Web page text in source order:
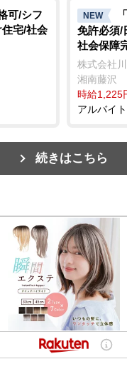
可/シフ
住宅/社会
NEW
免許必須/
社会保障
株式会社
湘南藤沢
時給1,225
アルバイ
続きはこちら